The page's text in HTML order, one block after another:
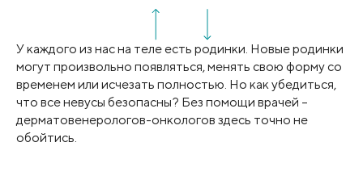
У каждого из нас на теле есть родинки. Новые родинки
могут произвольно появляться, менять свою форму со
временем или исчезать полностью. Но как убедиться,
что все невусы безопасны? Без помощи врачей –
дерматовенерологов-онкологов здесь точно не
обойтись.